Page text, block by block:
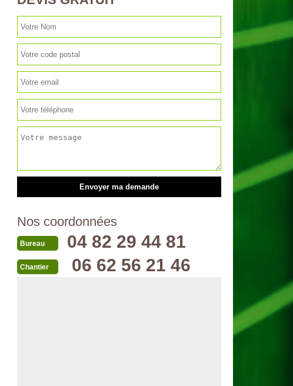
Nos coordonnées
Bureau 04 82 29 44 81
Chantier 06 62 56 21 46